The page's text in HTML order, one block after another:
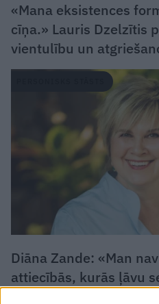
«Mana eksistences
cīņa.» Lauris Dzelzītis
vientulību un
Diāna Zande: «Man
attiecībās, kurās ļāvu